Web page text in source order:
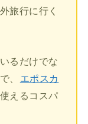
旅行に行く
るだけでな
、
エポスカ
えるコスパ